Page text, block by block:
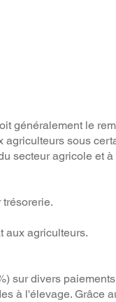
généralement le
agriculteurs sous
secteur agricole et
aux agriculteurs.
sur divers
à l'élevage. Grâce